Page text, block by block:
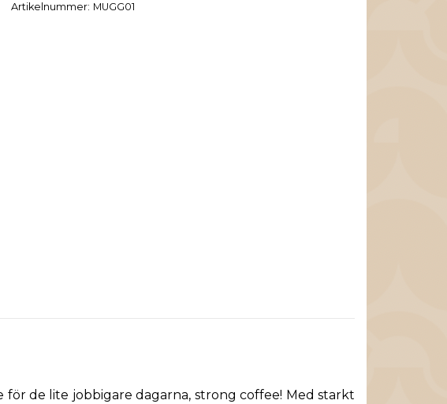
Artikelnummer: MUGG01
de lite jobbigare dagarna, strong coffee! Med starkt